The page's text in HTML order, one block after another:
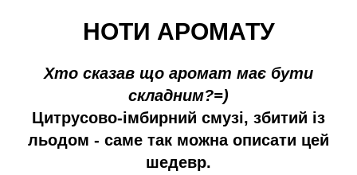
НОТИ АРОМАТУ
Хто сказав що аромат має бути
складним?=)
Цитрусово-імбирний смузі, збитий із
льодом - саме так можна описати цей
шедевр.